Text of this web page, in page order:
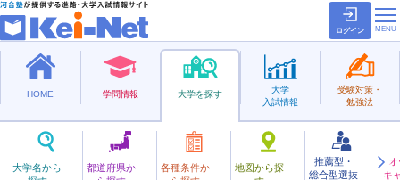
ログイン
HOME 学問情報 大学を探す
大学名から
都道府県か
各種条件か
地図から探
推薦型・
総合型選抜
キ
大学
入試情報
受験対策・
勉強法
ほしやっか